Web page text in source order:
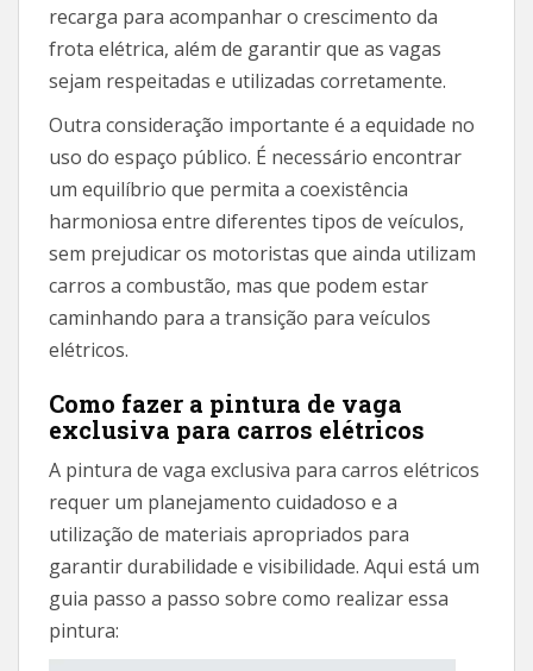
recarga para acompanhar o crescimento da
frota elétrica, além de garantir que as vagas
sejam respeitadas e utilizadas corretamente.
Outra consideração importante é a equidade no
uso do espaço público. É necessário encontrar
um equilíbrio que permita a coexistência
harmoniosa entre diferentes tipos de veículos,
sem prejudicar os motoristas que ainda utilizam
carros a combustão, mas que podem estar
caminhando para a transição para veículos
elétricos.
Como fazer a pintura de vaga
exclusiva para carros elétricos
A pintura de vaga exclusiva para carros elétricos
requer um planejamento cuidadoso e a
utilização de materiais apropriados para
garantir durabilidade e visibilidade. Aqui está um
guia passo a passo sobre como realizar essa
pintura: